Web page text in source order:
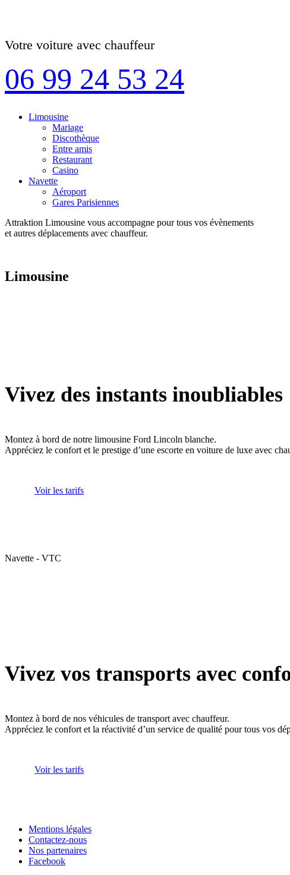
Votre voiture avec chauffeur
06 99 24 53 24
Limousine
Mariage
Discothèque
Entre amis
Restaurant
Casino
Navette
Aéroport
Gares Parisiennes
Attraktion Limousine vous accompagne pour tous vos évènements
et autres déplacements avec chauffeur.
Limousine
Vivez des instants inoubliables
Montez à bord de notre limousine Ford Lincoln blanche.
Appréciez le confort et le prestige d’une escorte en voiture de luxe avec
Voir les tarifs
Navette - VTC
Vivez vos transports avec
Montez à bord de nos véhicules de transport avec chauffeur.
Appréciez le confort et la réactivité d’un service de qualité pour tous vos
Voir les tarifs
Mentions légales
Contactez-nous
Nos partenaires
Facebook